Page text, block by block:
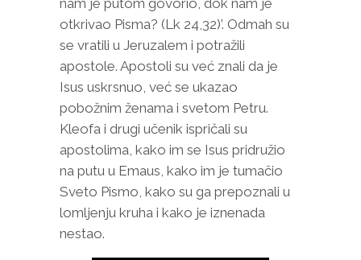
nam je putom govorio, dok nam je
otkrivao Pisma? (Lk 24,32)’. Odmah su
se vratili u Jeruzalem i potražili
apostole. Apostoli su već znali da je
Isus uskrsnuo, već se ukazao
pobožnim ženama i svetom Petru.
Kleofa i drugi učenik ispričali su
apostolima, kako im se Isus pridružio
na putu u Emaus, kako im je tumačio
Sveto Pismo, kako su ga prepoznali u
lomljenju kruha i kako je iznenada
nestao.